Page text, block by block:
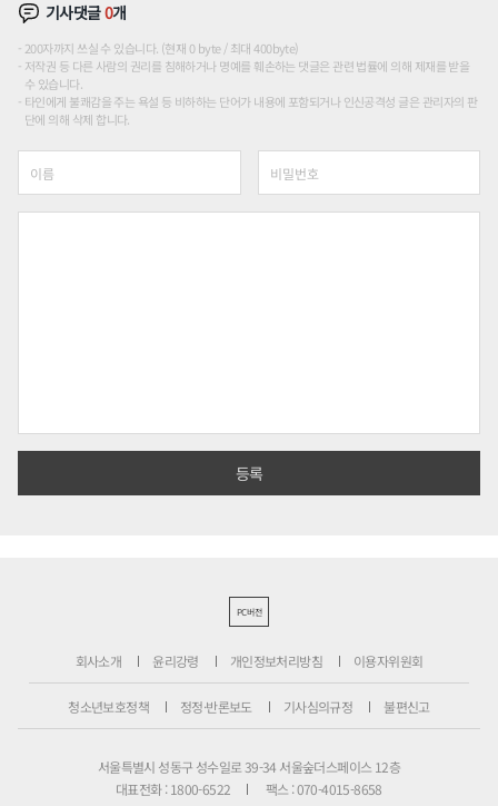
기사댓글0개
200자까지 쓰실 수 있습니다. (현재 0 byte / 최대 400byte)
저작권 등 다른 사람의 권리를 침해하거나 명예를 훼손하는 댓글은 관련 법률에 의해 제재를 받을
수 있습니다.
타인에게 불쾌감을 주는 욕설 등 비하하는 단어가 내용에 포함되거나 인신공격성 글은 관리자의 판
단에 의해 삭제 합니다.
PC버전
회사소개 윤리강령 개인정보처리방침 이용자위원회
청소년보호정책 정정·반론보도 기사심의규정 불편신고
서울특별시 성동구 성수일로 39-34 서울숲더스페이스 12층
대표전화 : 1800-6522
팩스 : 070-4015-8658